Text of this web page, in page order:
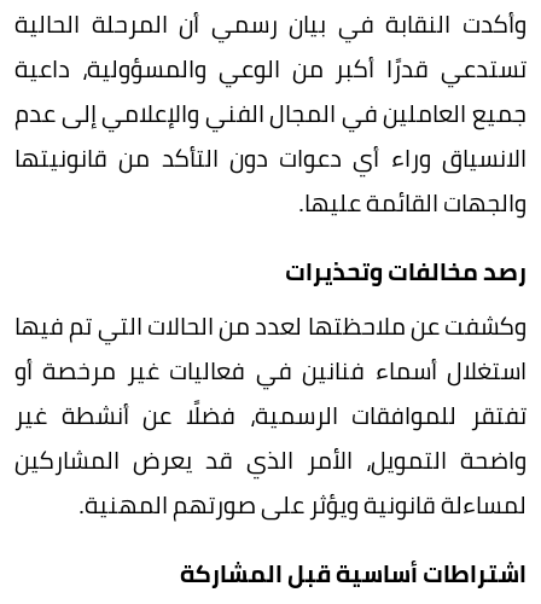
وأكدت النقابة في بيان رسمي أن المرحلة الحالية
تستدعي قدرًا أكبر من الوعي والمسؤولية، داعية
جميع العاملين في المجال الفني والإعلامي إلى عدم
الانسياق وراء أي دعوات دون التأكد من قانونيتها
والجهات القائمة عليها.
رصد مخالفات وتحذيرات
وكشفت عن ملاحظتها لعدد من الحالات التي تم فيها
استغلال أسماء فنانين في فعاليات غير مرخصة أو
تفتقر للموافقات الرسمية، فضلًا عن أنشطة غير
واضحة التمويل، الأمر الذي قد يعرض المشاركين
لمساءلة قانونية ويؤثر على صورتهم المهنية.
اشتراطات أساسية قبل المشاركة